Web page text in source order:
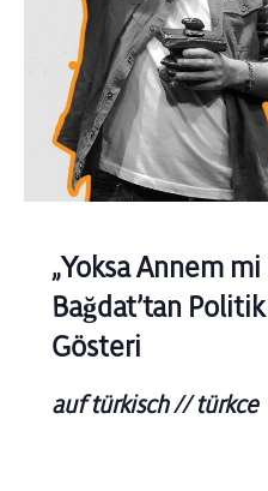
„YoksaAnnemmi
Bağdat’tan Politik
Gösteri
auf türkisch // türkce